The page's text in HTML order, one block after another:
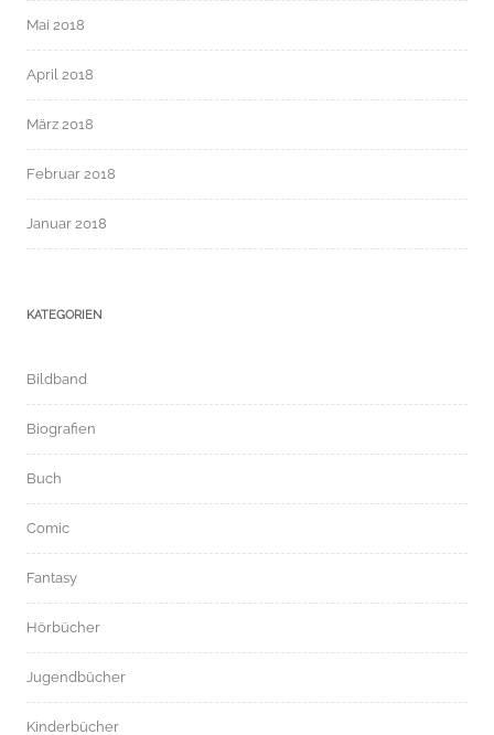
Mai 2018
April 2018
März 2018
Februar 2018
Januar 2018
KATEGORIEN
Bildband
Biografien
Buch
Comic
Fantasy
Hörbücher
Jugendbücher
Kinderbücher